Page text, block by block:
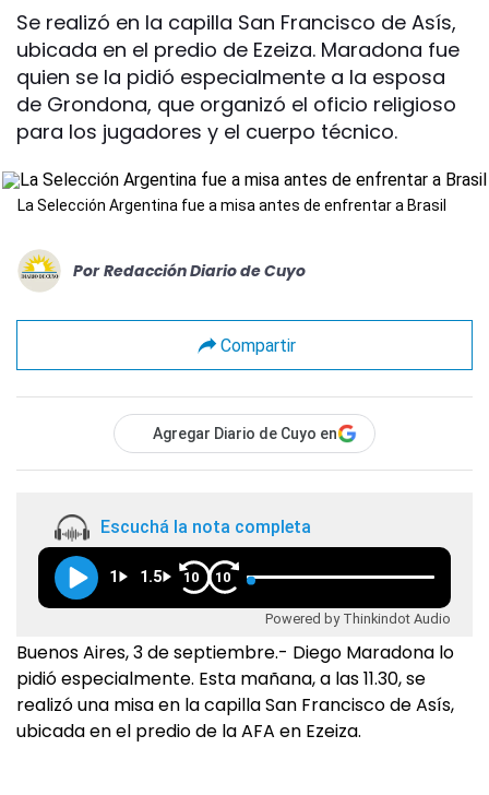
Se realizó en la capilla San Francisco de Asís,
ubicada en el predio de Ezeiza. Maradona fue
quien se la pidió especialmente a la esposa
de Grondona, que organizó el oficio religioso
para los jugadores y el cuerpo técnico.
La Selección Argentina fue a misa antes de enfrentar a Brasil
Por Redacción Diario de Cuyo
Compartir
Agregar Diario de Cuyo en
Escuchá la nota completa
1 1.5 10 10
Powered by Thinkindot Audio
Buenos Aires, 3 de septiembre.- Diego Maradona lo
pidió especialmente. Esta mañana, a las 11.30, se
realizó una misa en la capilla San Francisco de Asís,
ubicada en el predio de la AFA en Ezeiza.